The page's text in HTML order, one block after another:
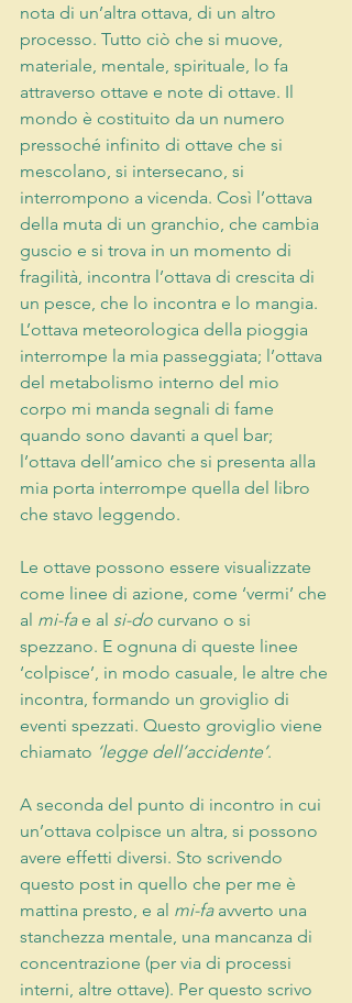
nota di un’altra ottava, di un altro
processo. Tutto ciò che si muove,
materiale, mentale, spirituale, lo fa
attraverso ottave e note di ottave. Il
mondo è costituito da un numero
pressoché infinito di ottave che si
mescolano, si intersecano, si
interrompono a vicenda. Così l’ottava
della muta di un granchio, che cambia
guscio e si trova in un momento di
fragilità, incontra l’ottava di crescita di
un pesce, che lo incontra e lo mangia.
L’ottava meteorologica della pioggia
interrompe la mia passeggiata; l’ottava
del metabolismo interno del mio
corpo mi manda segnali di fame
quando sono davanti a quel bar;
l’ottava dell’amico che si presenta alla
mia porta interrompe quella del libro
che stavo leggendo.
Le ottave possono essere visualizzate
come linee di azione, come ‘vermi’ che
al mi-fa e al si-do curvano o si
spezzano. E ognuna di queste linee
‘colpisce’, in modo casuale, le altre che
incontra, formando un groviglio di
eventi spezzati. Questo groviglio viene
chiamato ‘legge dell’accidente’.
A seconda del punto di incontro in cui
un’ottava colpisce un altra, si possono
avere effetti diversi. Sto scrivendo
questo post in quello che per me è
mattina presto, e al mi-fa avverto una
stanchezza mentale, una mancanza di
concentrazione (per via di processi
interni, altre ottave). Per questo scrivo